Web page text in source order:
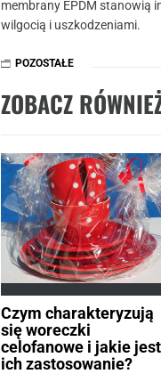
membrany EPDM stanowią
wilgocią i uszkodzeniami.
POZOSTAŁE
ZOBACZ
Czym charakteryzują
się woreczki
celofanowe i jakie jest
ich zastosowanie?